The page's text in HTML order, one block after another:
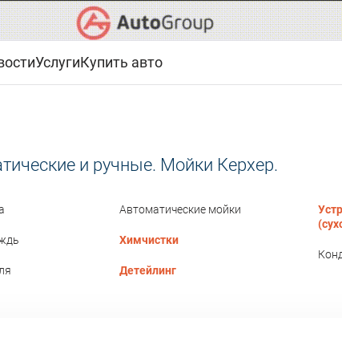
УслугиКупить авто
и ручные. Мойки Керхер.
Автоматические мойки
Химчистки
Детейлинг